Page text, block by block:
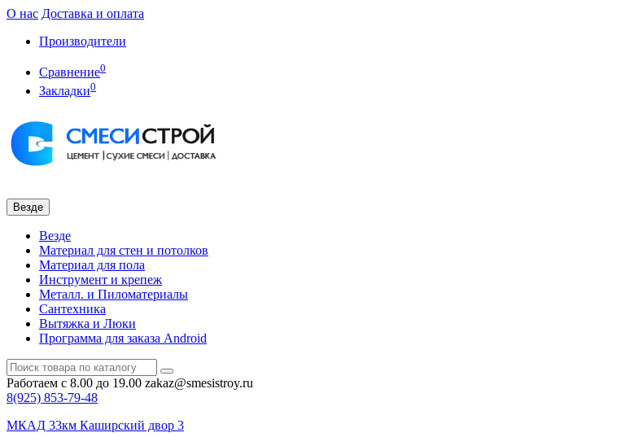
О нас Доставка и оплата
Производители
Сравнение0
Закладки0
Везде
Везде
Материал для стен и потолков
Материал для пола
Инструмент и крепеж
Металл. и Пиломатериалы
Сантехника
Вытяжка и Люки
Программа для заказа Android
Работаем с 8.00 до 19.00 zakaz@smesistroy.ru
8(925) 853-79-48
МКАД 33км Каширский двор 3